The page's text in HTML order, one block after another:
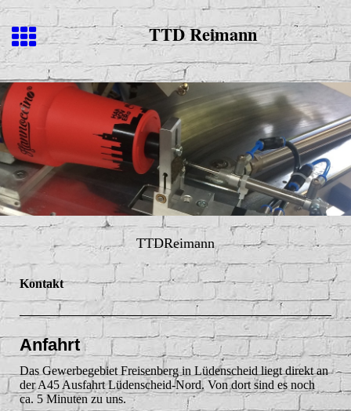
TTD Reimann
TTDReimann
Kontakt
Anfahrt
Das Gewerbegebiet Freisenberg in Lüdenscheid liegt direkt an
der A45 Ausfahrt Lüdenscheid-Nord. Von dort sind es noch
ca. 5 Minuten zu uns.